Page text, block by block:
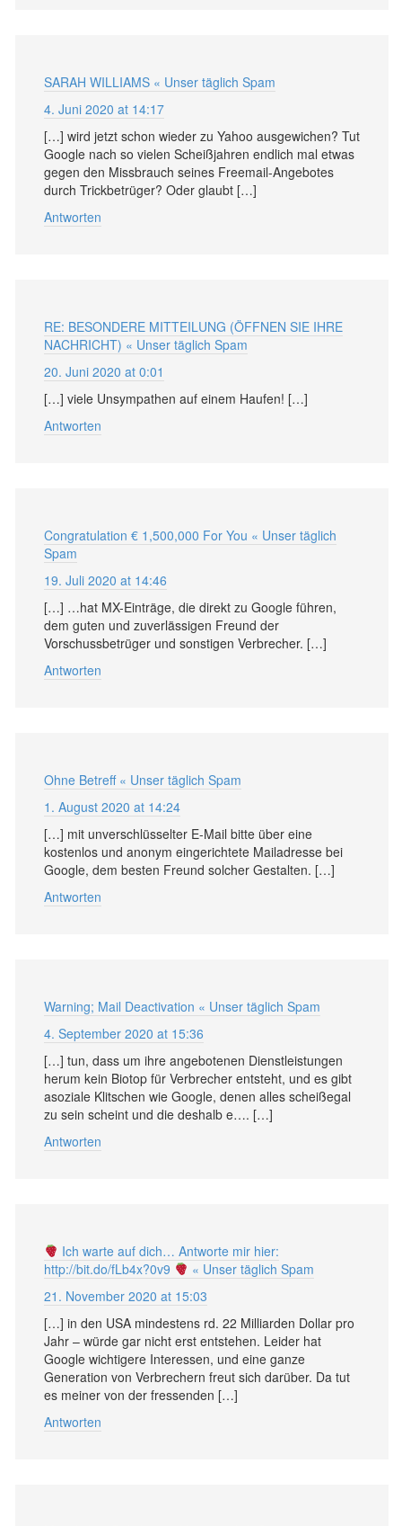
SARAH WILLIAMS « Unser täglich Spam
4. Juni 2020 at 14:17
[…] wird jetzt schon wieder zu Yahoo ausgewichen? Tut
Google nach so vielen Scheißjahren endlich mal etwas
gegen den Missbrauch seines Freemail-Angebotes
durch Trickbetrüger? Oder glaubt […]
Antworten
RE: BESONDERE MITTEILUNG (ÖFFNEN SIE IHRE
NACHRICHT) « Unser täglich Spam
20. Juni 2020 at 0:01
[…] viele Unsympathen auf einem Haufen! […]
Antworten
Congratulation € 1,500,000 For You « Unser täglich
Spam
19. Juli 2020 at 14:46
[…] …hat MX-Einträge, die direkt zu Google führen,
dem guten und zuverlässigen Freund der
Vorschussbetrüger und sonstigen Verbrecher. […]
Antworten
Ohne Betreff « Unser täglich Spam
1. August 2020 at 14:24
[…] mit unverschlüsselter E-Mail bitte über eine
kostenlos und anonym eingerichtete Mailadresse bei
Google, dem besten Freund solcher Gestalten. […]
Antworten
Warning; Mail Deactivation « Unser täglich Spam
4. September 2020 at 15:36
[…] tun, dass um ihre angebotenen Dienstleistungen
herum kein Biotop für Verbrecher entsteht, und es gibt
asoziale Klitschen wie Google, denen alles scheißegal
zu sein scheint und die deshalb e…. […]
Antworten
Ich warte auf dich… Antworte mir hier:
http://bit.do/fLb4x?0v9
« Unser täglich Spam
21. November 2020 at 15:03
[…] in den USA mindestens rd. 22 Milliarden Dollar pro
Jahr – würde gar nicht erst entstehen. Leider hat
Google wichtigere Interessen, und eine ganze
Generation von Verbrechern freut sich darüber. Da tut
es meiner von der fressenden […]
Antworten